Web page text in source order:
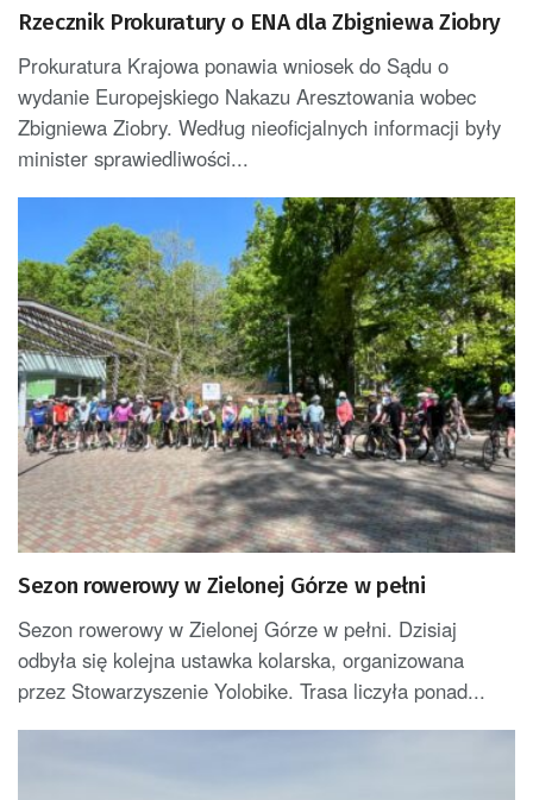
Rzecznik Prokuratury o ENA dla Zbigniewa Ziobry
Prokuratura Krajowa ponawia wniosek do Sądu o
wydanie Europejskiego Nakazu Aresztowania wobec
Zbigniewa Ziobry. Według nieoficjalnych informacji były
minister sprawiedliwości...
Sezon rowerowy w Zielonej Górze w pełni
Sezon rowerowy w Zielonej Górze w pełni. Dzisiaj
odbyła się kolejna ustawka kolarska, organizowana
przez Stowarzyszenie Yolobike. Trasa liczyła ponad...